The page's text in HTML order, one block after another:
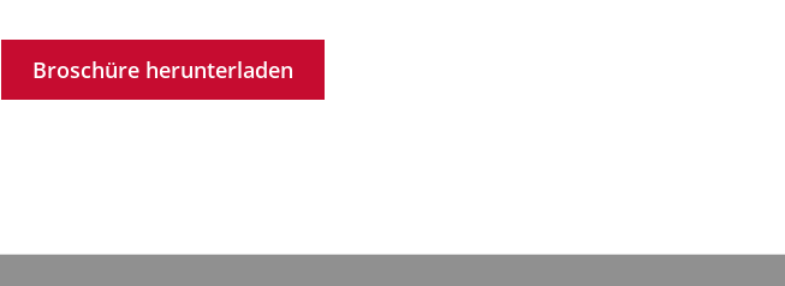
Broschüre herunterladen